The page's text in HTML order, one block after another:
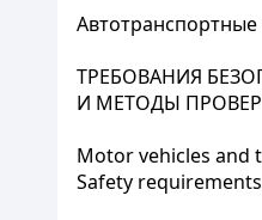
Автотранспортные
ТРЕБОВАНИЯ
И МЕТОДЫ
Motor vehicles and
Safety